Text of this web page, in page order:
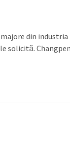
din industria
solicită.